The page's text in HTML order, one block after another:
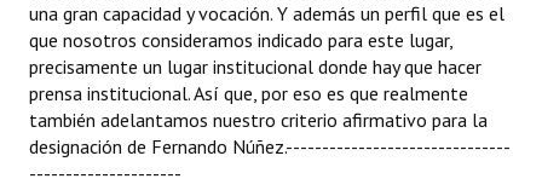
Ciudadano Ilustre - Registro
Banca del Vecino - Registro
Huéspedes de Honor - Registro
Antiguos Pobladores - Registro
una gran capacidad y vocación. Y además un perfil que es el
que nosotros consideramos indicado para este lugar,
precisamente un lugar institucional donde hay que hacer
prensa institucional. Así que, por eso es que realmente
también adelantamos nuestro criterio afirmativo para la
designación de Fernando Núñez.-------------------------------
---------------------